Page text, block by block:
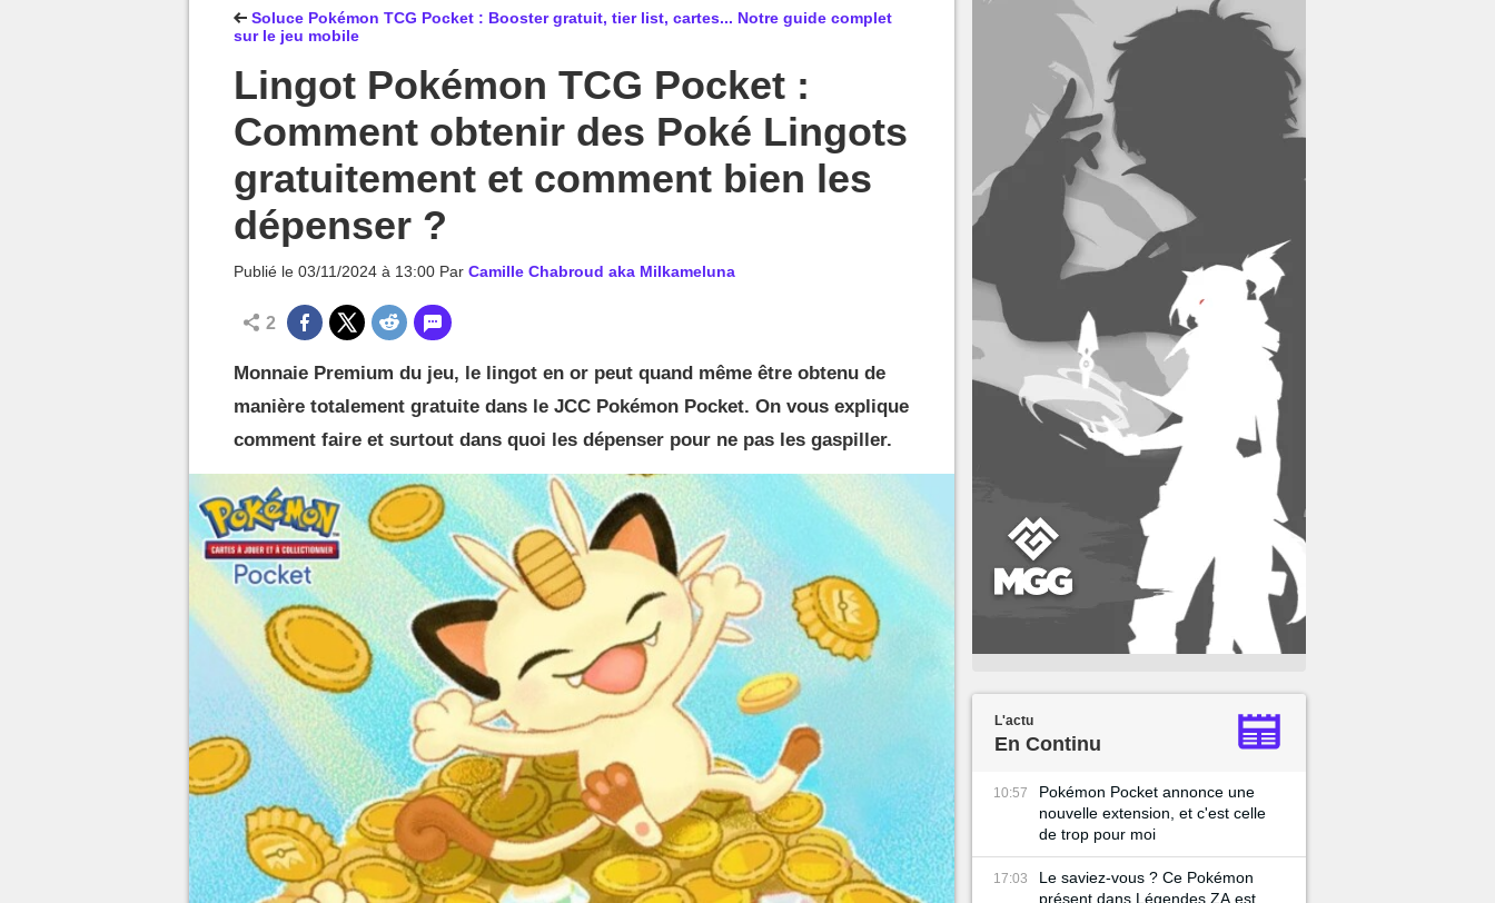
Soluce Pokémon TCG Pocket : Booster gratuit, tier list, cartes... Notre guide complet
sur le jeu mobile
Lingot Pokémon TCG Pocket :
Comment obtenir des Poké Lingots
gratuitement et comment bien les
dépenser ?
Publié le 03/11/2024 à 13:00 Par Camille Chabroud aka Milkameluna
2
Monnaie Premium du jeu, le lingot en or peut quand même être obtenu de
manière totalement gratuite dans le JCC Pokémon Pocket. On vous explique
comment faire et surtout dans quoi les dépenser pour ne pas les gaspiller.
L'actu
En Continu
10:57
Pokémon Pocket annonce une
nouvelle extension, et c'est celle
de trop pour moi
17:03
Le saviez-vous ? Ce Pokémon
présent dans Légendes ZA est